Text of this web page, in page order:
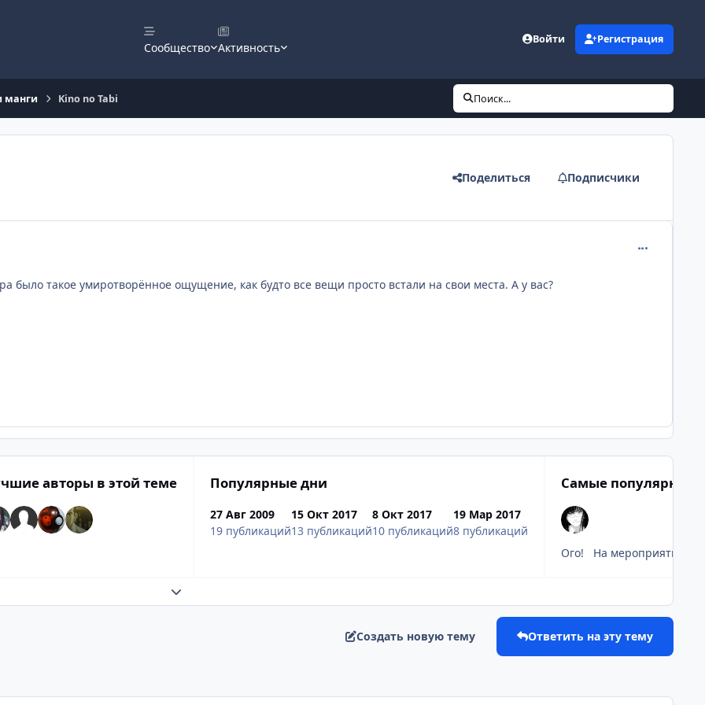
Сообщество Активность
Войти Регистрация
манги Kino no Tabi Поиск...
Поделиться Подписчики
было такое умиротворённое ощущение, как будто все вещи просто встали на свои места. А у вас?
авторы в этой теме Популярные дни
27 Авг 2009
19 публикаций
15 Окт 2017
13 публикаций
8 Окт 2017
10 публикаций
19 Мар 2017
8 публикаций
Самые популярные
Ого! На мероприятии
Развернуть обзор темы
Создать новую тему Ответить на эту тему